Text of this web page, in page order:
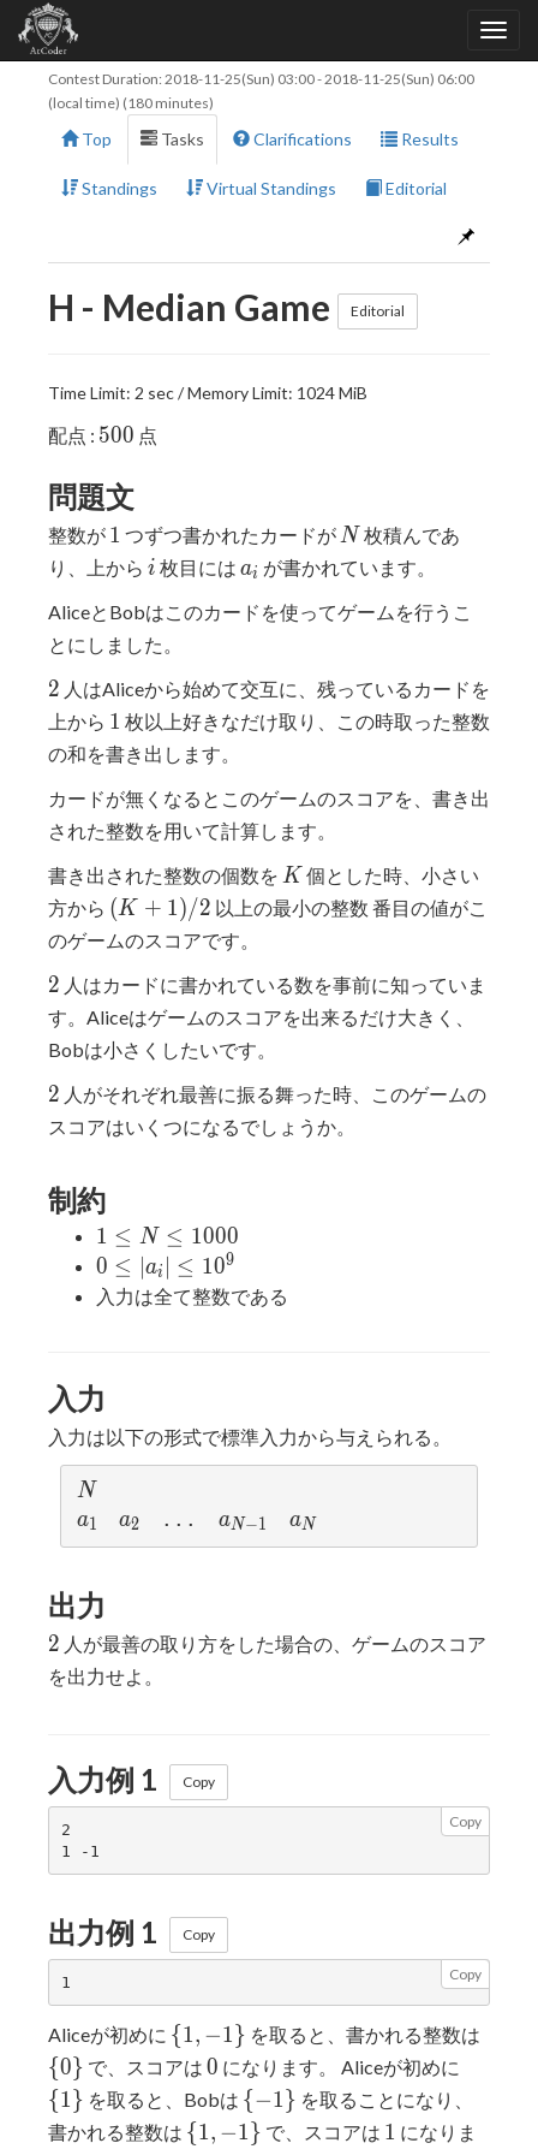
Contest Duration: 2018-11-25(Sun) 03:00-2018-11-25(Sun) 06:00
(local time) (180 minutes)
Top Tasks Clarifications Results
Standings Virtual Standings Editorial
H - Median Game Editorial
Time Limit: 2 sec / Memory Limit: 1024 MiB
配点 : 500
500 点
問題文
整数が 1
1 つずつ書かれたカードが N
N 枚積んであ
り、上から i
i 枚目には a_{i}
ai が書かれています。
AliceとBobはこのカードを使ってゲームを行うこ
とにしました。
2
2 人はAliceから始めて交互に、残っているカードを
上から 1
1 枚以上好きなだけ取り、この時取った整数
の和を書き出します。
カードが無くなるとこのゲームのスコアを、書き出
された整数を用いて計算します。
書き出された整数の個数を K
K 個とした時、小さい
方から (K+1)/2
(K + 1)/2 以上の最小の整数 番目の値がこ
のゲームのスコアです。
2
2 人はカードに書かれている数を事前に知っていま
す。Aliceはゲームのスコアを出来るだけ大きく、
Bobは小さくしたいです。
2
2 人がそれぞれ最善に振る舞った時、このゲームの
スコアはいくつになるでしょうか。
制約
1
\leq
N
1 ≤ N ≤ 1000
0
\leq
0 ≤ ai ≤ 109
入力は全て整数である
入力
入力は以下の形式で標準入力から与えられる。
N
N
a_1
a1 a_2
a2 ... a_{N-1}
aN−1 a_N
aN
出力
2
2 人が最善の取り方をした場合の、ゲームのスコア
を出力せよ。
入力例 1 Copy
Copy
2
出力例 1 Copy
Copy
Aliceが初めに \{1,
-1\}
{1, −1 } を取ると、書かれる整数は
{0} で、スコアは 0
0 になります。 Aliceが初めに
{1 } を取ると、Bobは \
{-1\}
{−1 } を取ることになり、
書かれる整数は \{1,
{1, −1 } で、スコアは 1
1 になりま